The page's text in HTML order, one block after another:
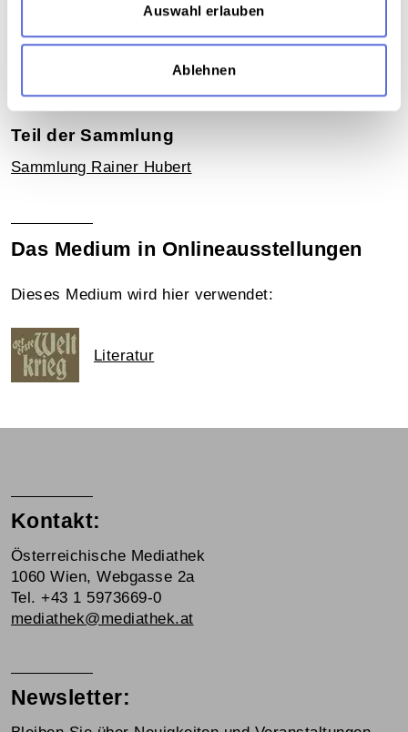
Auswahl erlauben
Ablehnen
Literaturwissenschaften,Sprache,
Geschichtswissenschaft,Krisen und Konflikte
Teil der Sammlung
Sammlung Rainer Hubert
Das Medium in Onlineausstellungen
Dieses Medium wird hier verwendet:
Literatur
Kontakt:
Österreichische Mediathek
1060 Wien, Webgasse 2a
Tel. +43 1 5973669-0
mediathek@mediathek.at
Newsletter: